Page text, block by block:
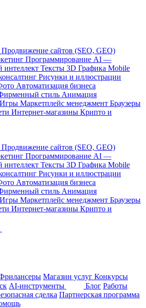
Продвижение сайтов (SEO, GEO)
Программирование AI —
интеллект Тексты 3D Графика Mobile
Рисунки и иллюстрации
Автоматизация бизнеса
стиль Анимация
Игры Маркетплейс менеджмент Браузеры
Интернет-магазины Крипто и
Продвижение сайтов (SEO, GEO)
Программирование AI —
интеллект Тексты 3D Графика Mobile
Рисунки и иллюстрации
Автоматизация бизнеса
стиль Анимация
Игры Маркетплейс менеджмент Браузеры
Интернет-магазины Крипто и
Магазин услуг Конкурсы
AI-инструменты Блог Работы
сделка Партнерская программа